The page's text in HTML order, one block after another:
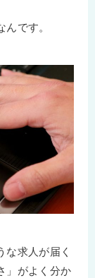
です。
な求人が届く
」がよく分か